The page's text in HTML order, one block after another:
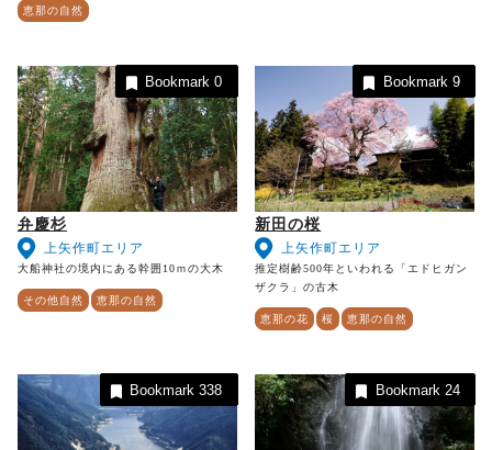
恵那の自然
弁慶杉
上矢作町エリア
大船神社の境内にある幹囲10ｍの大木
その他自然 恵那の自然
Bookmark0
新田の桜
上矢作町エリア
推定樹齢500年といわれる「エドヒガン
ザクラ」の古木
恵那の花 桜 恵那の自然
Bookmark 9
Bookmark338 Bookmark 24